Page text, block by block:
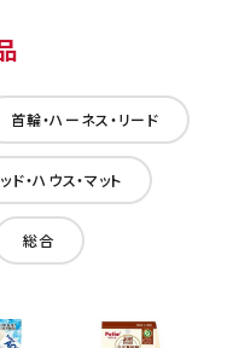
首輪・ハーネス・リード
ド・ハウス・マット
総合